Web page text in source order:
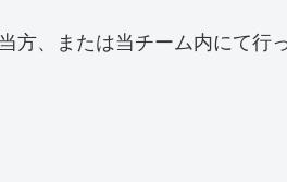
方、または当チーム内にて